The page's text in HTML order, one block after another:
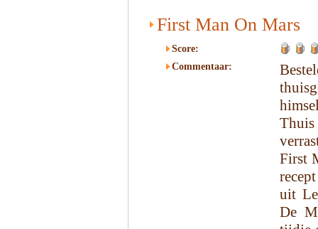
First Man On Mars
Score:
Commentaar:
First
uit
De